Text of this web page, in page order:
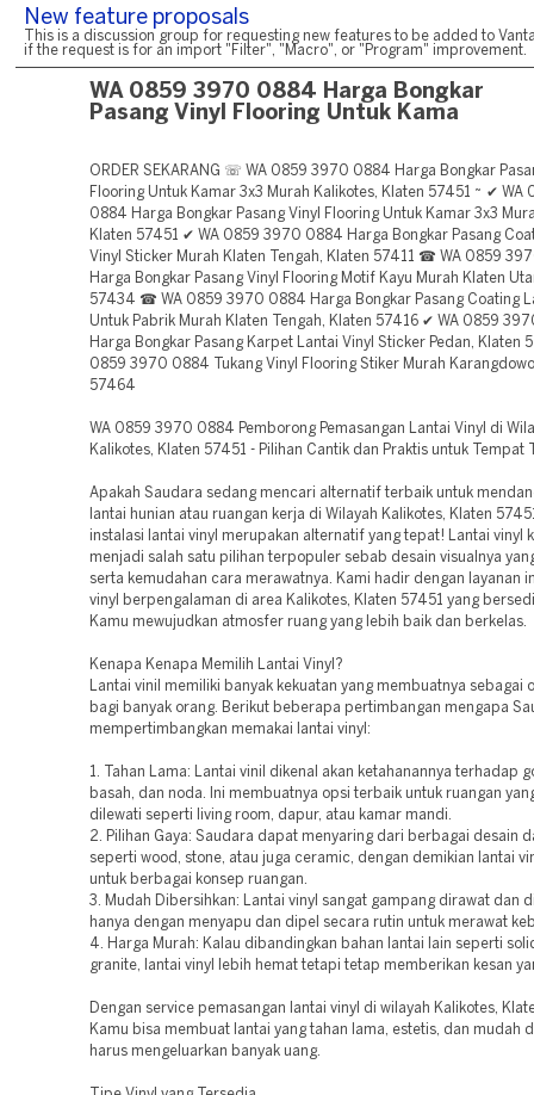
New feature proposals
This is a discussion group for requesting new features to be added to
if the request is for an import "Filter", "Macro", or "Program" improvement.
WA 0859 3970 0884 Harga Bongkar
Pasang Vinyl Flooring Untuk Kama
ORDER SEKARANG ☏ WA 0859 3970 0884 Harga Bongkar
Flooring Untuk Kamar 3x3 Murah Kalikotes, Klaten 57451 ~ ✔ WA
0884 Harga Bongkar Pasang Vinyl Flooring Untuk Kamar 3x3
Klaten 57451 ✔ WA 0859 3970 0884 Harga Bongkar Pasang
Vinyl Sticker Murah Klaten Tengah, Klaten 57411 ☎ WA 0859
Harga Bongkar Pasang Vinyl Flooring Motif Kayu Murah Klaten
57434 ☎ WA 0859 3970 0884 Harga Bongkar Pasang Coating
Untuk Pabrik Murah Klaten Tengah, Klaten 57416 ✔ WA 0859
Harga Bongkar Pasang Karpet Lantai Vinyl Sticker Pedan, Klaten
0859 3970 0884 Tukang Vinyl Flooring Stiker Murah
57464
WA 0859 3970 0884 Pemborong Pemasangan Lantai Vinyl di
Kalikotes, Klaten 57451 - Pilihan Cantik dan Praktis untuk Tempat
Apakah Saudara sedang mencari alternatif terbaik untuk
lantai hunian atau ruangan kerja di Wilayah Kalikotes, Klaten
instalasi lantai vinyl merupakan alternatif yang tepat! Lantai vinyl
menjadi salah satu pilihan terpopuler sebab desain visualnya
serta kemudahan cara merawatnya. Kami hadir dengan layanan
vinyl berpengalaman di area Kalikotes, Klaten 57451 yang
Kamu mewujudkan atmosfer ruang yang lebih baik dan berkelas.
Kenapa Kenapa Memilih Lantai Vinyl?
Lantai vinil memiliki banyak kekuatan yang membuatnya sebagai
bagi banyak orang. Berikut beberapa pertimbangan mengapa
mempertimbangkan memakai lantai vinyl:
1. Tahan Lama: Lantai vinil dikenal akan ketahanannya terhadap
basah, dan noda. Ini membuatnya opsi terbaik untuk ruangan
dilewati seperti living room, dapur, atau kamar mandi.
2. Pilihan Gaya: Saudara dapat menyaring dari berbagai desain
seperti wood, stone, atau juga ceramic, dengan demikian lantai
untuk berbagai konsep ruangan.
3. Mudah Dibersihkan: Lantai vinyl sangat gampang dirawat dan
hanya dengan menyapu dan dipel secara rutin untuk merawat
4. Harga Murah: Kalau dibandingkan bahan lantai lain seperti
granite, lantai vinyl lebih hemat tetapi tetap memberikan kesan
Dengan service pemasangan lantai vinyl di wilayah Kalikotes,
Kamu bisa membuat lantai yang tahan lama, estetis, dan mudah
harus mengeluarkan banyak uang.